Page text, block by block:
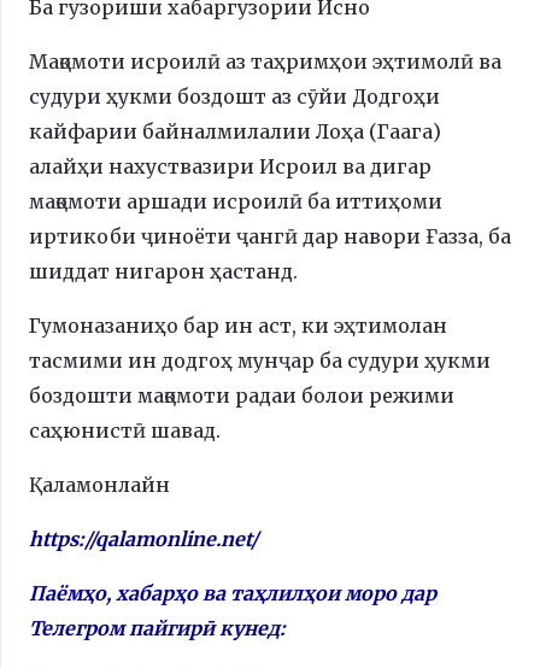
Ба гузориши хабаргузории Исно
Мақомоти исроилӣ аз таҳримҳои эҳтимолӣ ва
судури ҳукми боздошт аз сӯйи Додгоҳи
кайфарии байналмилалии Лоҳа (Гаага)
алайҳи нахуствазири Исроил ва дигар
мақомоти аршади исроилӣ ба иттиҳоми
иртикоби ҷиноёти ҷангӣ дар навори Ғазза, ба
шиддат нигарон ҳастанд.
Гумоназаниҳо бар ин аст, ки эҳтимолан
тасмими ин додгоҳ мунҷар ба судури ҳукми
боздошти мақомоти радаи болои режими
саҳюнистӣ шавад.
Қаламонлайн
https://qalamonline.net/
Паёмҳо, хабарҳо ва таҳлилҳои моро дар
Телегром пайгирӣ кунед: